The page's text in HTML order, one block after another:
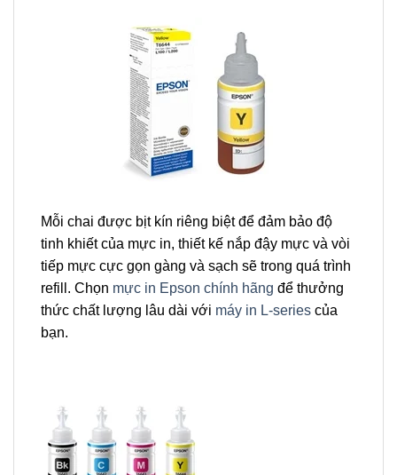
Mỗi chai được bịt kín riêng biệt để đảm bảo độ
tinh khiết của mực in, thiết kế nắp đậy mực và vòi
tiếp mực cực gọn gàng và sạch sẽ trong quá trình
refill. Chọn mực in Epson chính hãng để thưởng
thức chất lượng lâu dài với máy in L-series của
bạn.